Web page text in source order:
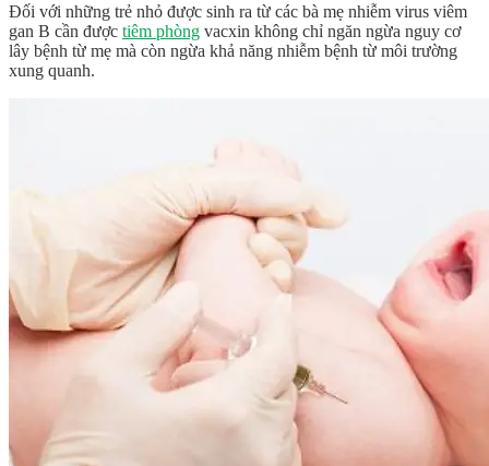
Đối với những trẻ nhỏ được sinh ra từ các bà mẹ nhiễm virus viêm
gan B cần được tiêm phòng vacxin không chỉ ngăn ngừa nguy cơ
lây bệnh từ mẹ mà còn ngừa khả năng nhiễm bệnh từ môi trường
xung quanh.